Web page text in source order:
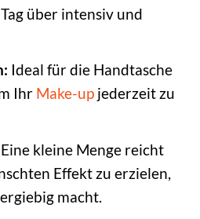
über intensiv und
Ideal für die Handtasche
Ihr Make-upjederzeit zu
Eine kleine Menge reicht
Effekt zu erzielen,
macht.